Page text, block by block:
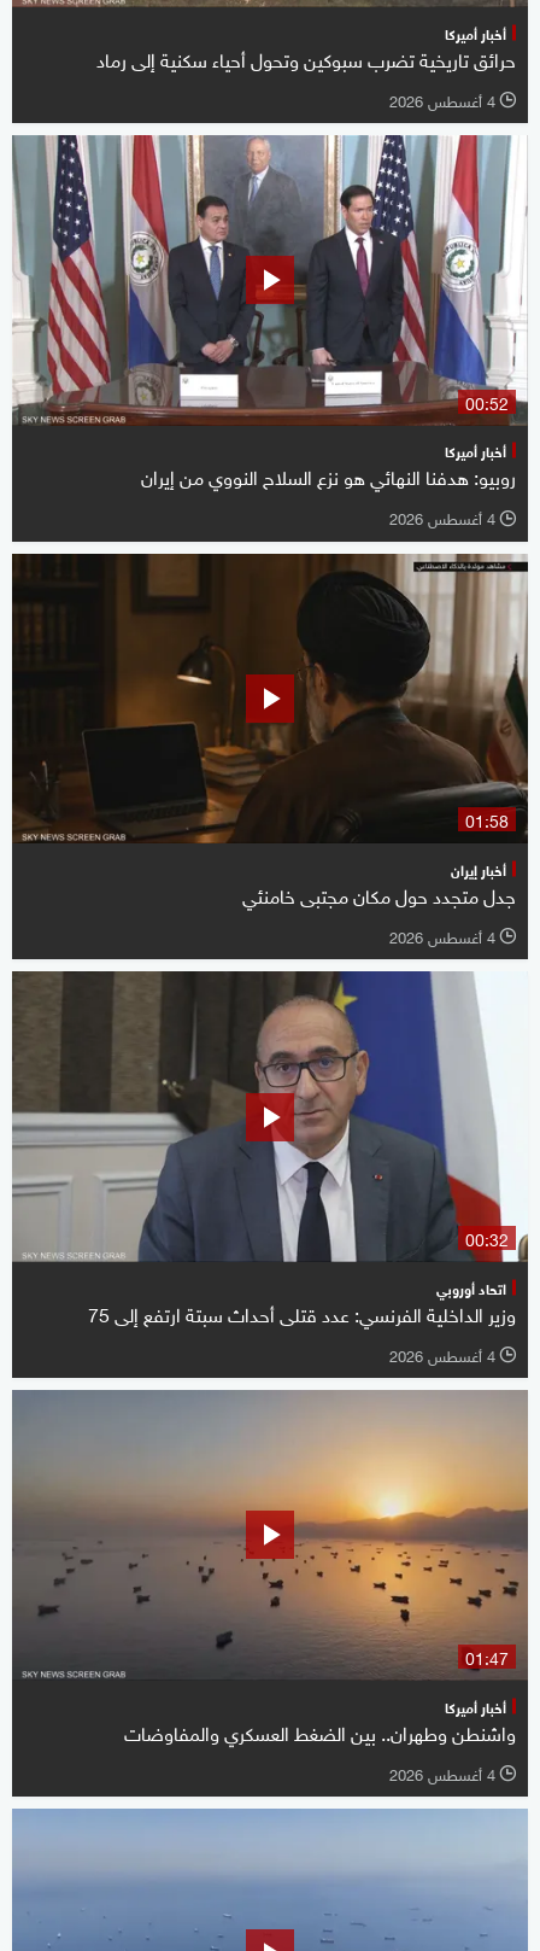
أخبار أميركا
حرائق تاريخية تضرب سبوكين وتحول أحياء سكنية إلى رماد
l 4 أغسطس 2026
00:52
أخبار أميركا
روبيو: هدفنا النهائي هو نزع السلاح النووي من إيران
l 4 أغسطس 2026
01:58
أخبار إيران
جدل متجدد حول مكان مجتبى خامنئي
l 4 أغسطس 2026
00:32
اتحاد أوروبي
وزير الداخلية الفرنسي: عدد قتلى أحداث سبتة ارتفع ‌إلى 75
l 4 أغسطس 2026
01:47
أخبار أميركا
واشنطن وطهران.. بين الضغط العسكري والمفاوضات
l 4 أغسطس 2026